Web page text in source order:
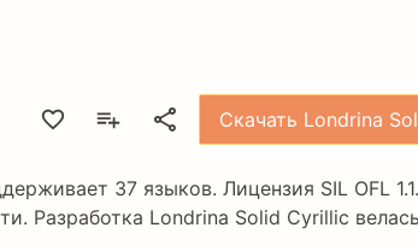
Скачать Londrina
37 языков. Лицензия SIL OFL 1.1
Разработка Londrina Solid Cyrillic велась